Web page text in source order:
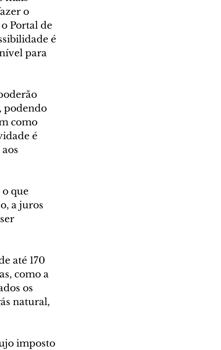
o
Portal de
é
para
podendo
como
é
que
a juros
até 170
como a
os
natural,
imposto